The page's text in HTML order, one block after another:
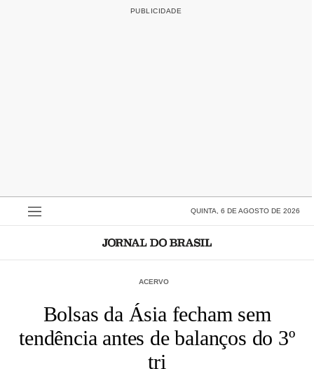
QUINTA, 6 DE AGOSTO DE 2026
ACERVO
Bolsas da Ásia fecham sem
tendência antes de balanços do 3º
tri